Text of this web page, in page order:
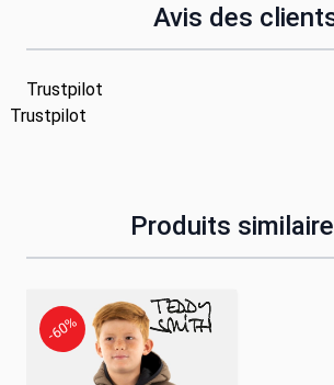
Avis des
Trustpilot
Trustpilot
Produits
-60%